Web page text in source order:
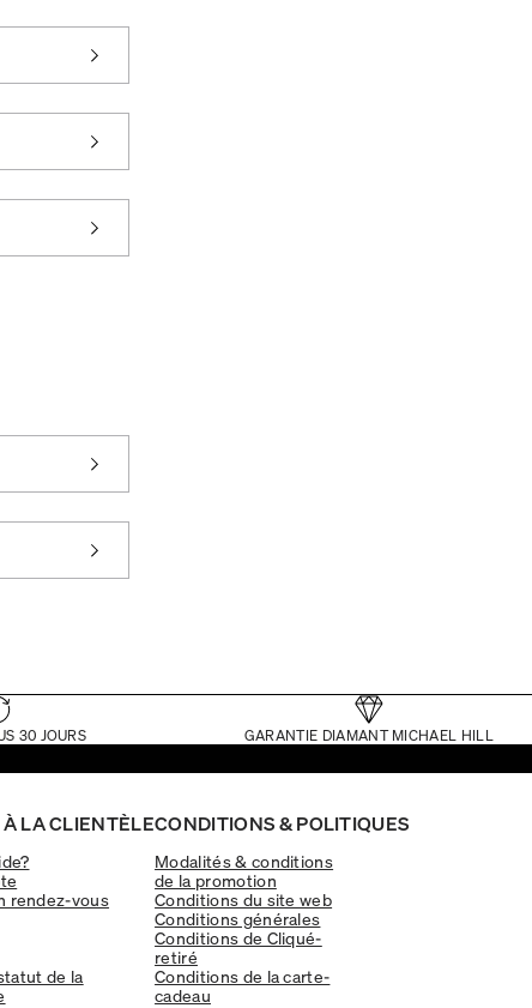
30 JOURS GARANTIE DIAMANT MICHAEL HILL
À LA CLIENTÈLE
rendez-vous
de la
CONDITIONS & POLITIQUES
Modalités & conditions
de la promotion
Conditions du site web
Conditions générales
Conditions de Cliqué-
retiré
Conditions de la carte-
cadeau